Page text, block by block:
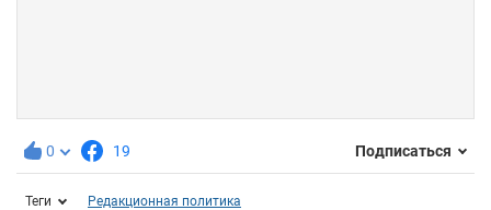
0 19 Подписаться
Теги Редакционная политика